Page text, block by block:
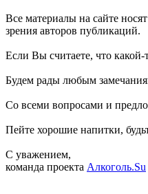
Все материалы на сайте
зрения авторов публикаций.
Если Вы считаете, что
Будем рады любым
Со всеми вопросами и
Пейте хорошие напитки,
С уважением,
команда проекта Алкоголь.Su